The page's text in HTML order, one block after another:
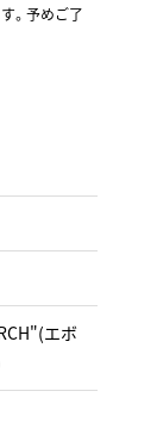
。予めご了
エボ